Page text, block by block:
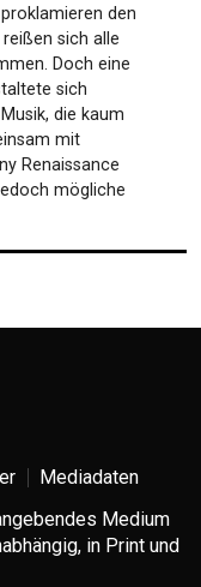
den
sich alle
Doch eine
sich
die kaum
mit
Renaissance
mögliche
Mediadaten
Medium
in Print und